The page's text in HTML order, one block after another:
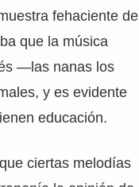
fehaciente de
que la música
—las nanas los
y es evidente
educación.
ciertas melodías